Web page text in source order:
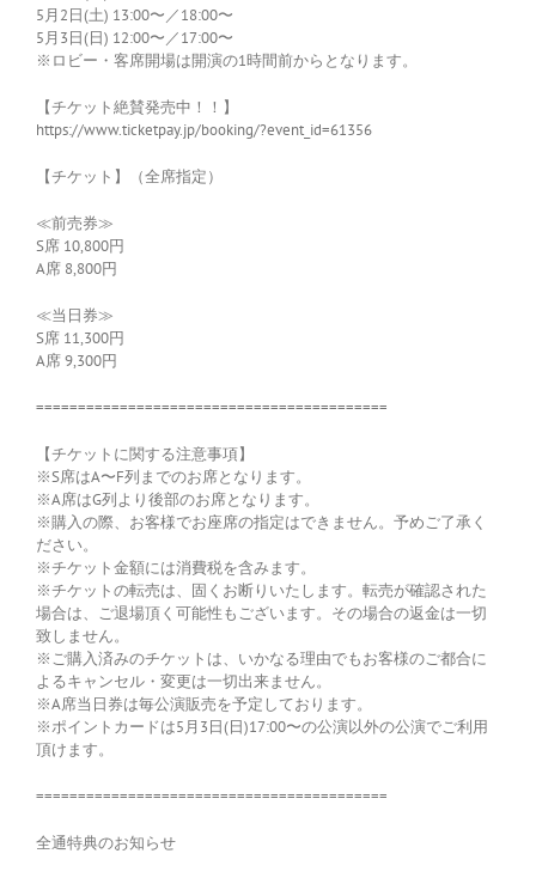
5月2日(土) 13:00〜／18:00〜
5月3日(日) 12:00〜／17:00〜
※ロビー・客席開場は開演の1時間前からとなります。
【チケット絶賛発売中！！】
https://www.ticketpay.jp/booking/?event_id=61356
【チケット】（全席指定）
≪前売券≫
S席 10,800円
A席 8,800円
≪当日券≫
S席 11,300円
A席 9,300円
==========================================
【チケットに関する注意事項】
※S席はA〜F列までのお席となります。
※A席はG列より後部のお席となります。
※購入の際、お客様でお座席の指定はできません。予めご了承く
ださい。
※チケット金額には消費税を含みます。
※チケットの転売は、固くお断りいたします。転売が確認された
場合は、ご退場頂く可能性もございます。その場合の返金は一切
致しません。
※ご購入済みのチケットは、いかなる理由でもお客様のご都合に
よるキャンセル・変更は一切出来ません。
※A席当日券は毎公演販売を予定しております。
※ポイントカードは5月3日(日)17:00〜の公演以外の公演でご利用
頂けます。
==========================================
全通特典のお知らせ